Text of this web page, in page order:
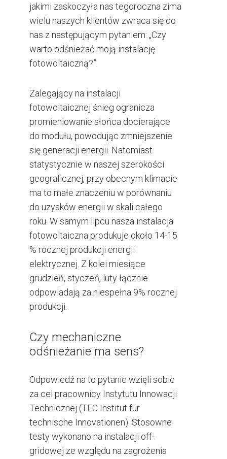
jakimi zaskoczyła nas tegoroczna zima
wielu naszych klientów zwraca się do
nas z następującym pytaniem: „Czy
warto odśnieżać moją instalację
fotowoltaiczną?”.
Zalegający na instalacji
fotowoltaicznej śnieg ogranicza
promieniowanie słońca docierające
do modułu, powodując zmniejszenie
się generacji energii. Natomiast
statystycznie w naszej szerokości
geograficznej, przy obecnym klimacie
ma to małe znaczeniu w porównaniu
do uzysków energii w skali całego
roku. W samym lipcu nasza instalacja
fotowoltaiczna produkuje około 14-15
% rocznej produkcji energii
elektrycznej. Z kolei miesiące
grudzień, styczeń, luty łącznie
odpowiadają za niespełna 9% rocznej
produkcji.
Czy mechaniczne
odśnieżanie ma sens?
Odpowiedź na to pytanie wzięli sobie
za cel pracownicy Instytutu Innowacji
Technicznej (TEC Institut für
technische Innovationen). Stosowne
testy wykonano na instalacji off-
gridowej ze względu na zagrożenia